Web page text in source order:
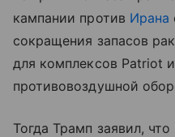
кампании против Ирана
сокращения запасов
для комплексов Patriot
противовоздушной
Тогда Трамп заявил,